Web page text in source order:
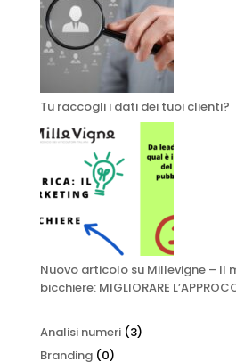
Tu raccogli i dati dei tuoi clienti?
Nuovo articolo su Millevigne – Il
bicchiere: MIGLIORARE
Analisi numeri(3)
Branding(0)